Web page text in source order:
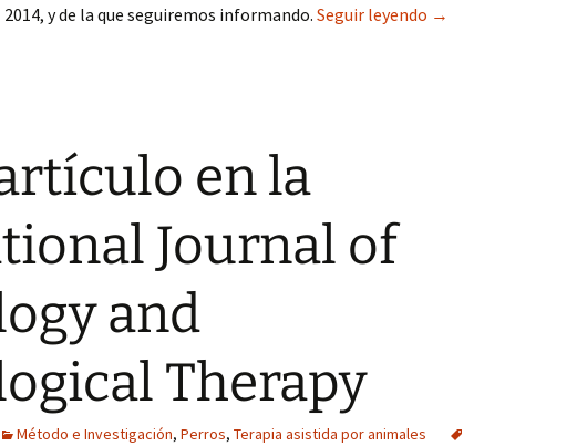
y de la que seguiremos informando.Seguir leyendo Ya disponible la
→
en la
Journal of
and
Therapy
Método e Investigación, Perros, Terapia asistida por animales